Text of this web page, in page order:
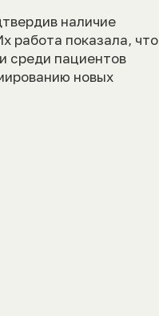
наличие
работа показала, что
среди пациентов
новых